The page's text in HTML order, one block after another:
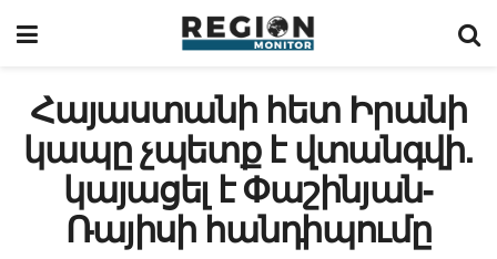
Հայաստանի հետ Իրանի
կապը չպետք է վտանգվի.
կայացել է Փաշինյան-
Ռայիսի հանդիպումը